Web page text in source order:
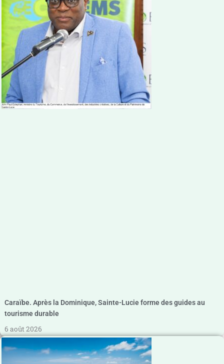
Caraïbe. Après la Dominique, Sainte-Lucie forme des guides au
tourisme durable
6 août 2026